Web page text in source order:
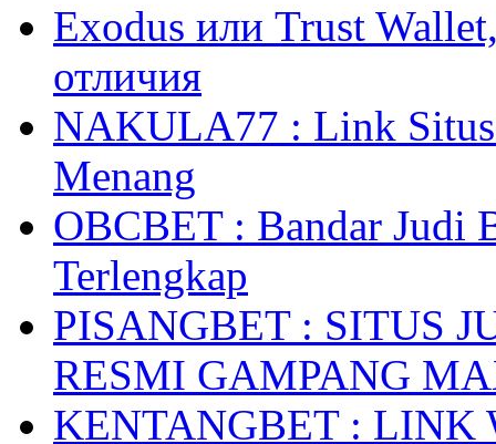
Exodus или Trust
отличия
NAKULA77 : Link Situs
Menang
OBCBET : Bandar Judi
Terlengkap
PISANGBET : SITUS
RESMI GAMPANG
KENTANGBET : LINK